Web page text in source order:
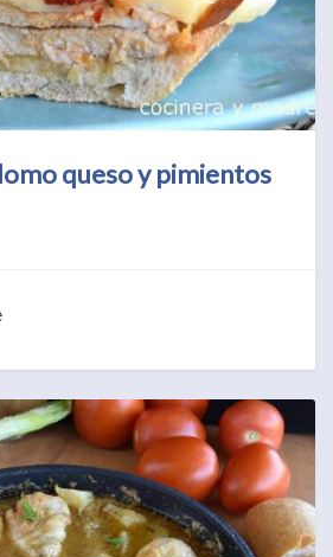
queso y pimientos